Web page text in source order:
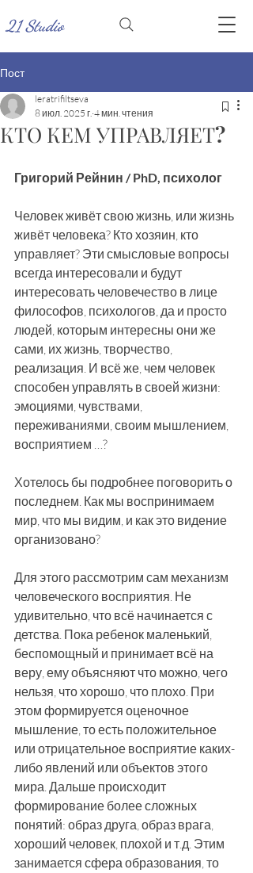
21 Studio
Пост
КТО КЕМ УПРАВЛЯЕТ?
leratrifiltseva
8 июл. 2025 г. 4 мин. чтения
Григорий Рейнин / PhD, психолог
Человек живёт свою жизнь, или жизнь
живёт человека? Кто хозяин, кто
управляет? Эти смысловые вопросы
всегда интересовали и будут
интересовать человечество в лице
философов, психологов, да и просто
людей, которым интересны они же
сами, их жизнь, творчество,
реализация. И всё же, чем человек
способен управлять в своей жизни:
эмоциями, чувствами,
переживаниями, своим мышлением,
восприятием …?
Хотелось бы подробнее поговорить о
последнем. Как мы воспринимаем
мир, что мы видим, и как это видение
организовано?
Для этого рассмотрим сам механизм
человеческого восприятия. Не
удивительно, что всё начинается с
детства. Пока ребенок маленький,
беспомощный и принимает всё на
веру, ему объясняют что можно, чего
нельзя, что хорошо, что плохо. При
этом формируется оценочное
мышление, то есть положительное
или отрицательное восприятие каких-
либо явлений или объектов этого
мира. Дальше происходит
формирование более сложных
понятий: образ друга, образ врага,
хороший человек, плохой и т.д. Этим
занимается сфера образования, то